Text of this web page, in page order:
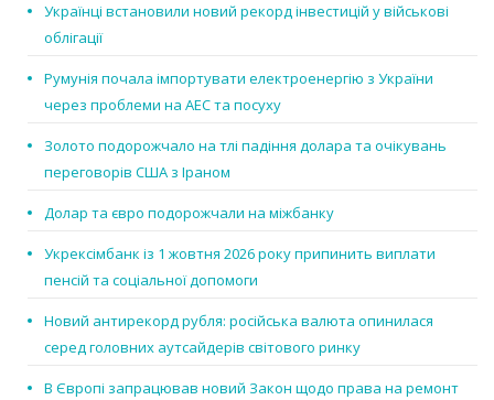
Українці встановили новий рекорд інвестицій у військові
облігації
Румунія почала імпортувати електроенергію з України
через проблеми на АЕС та посуху
Золото подорожчало на тлі падіння долара та очікувань
переговорів США з Іраном
Долар та євро подорожчали на міжбанку
Укрексімбанк із 1 жовтня 2026 року припинить виплати
пенсій та соціальної допомоги
Новий антирекорд рубля: російська валюта опинилася
серед головних аутсайдерів світового ринку
В Європі запрацював новий Закон щодо права на ремонт